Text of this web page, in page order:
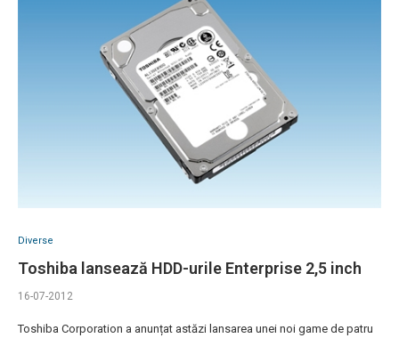
Diverse
Toshiba lansează HDD-urile Enterprise 2,5 inch
16-07-2012
Toshiba Corporation a anunțat astăzi lansarea unei noi game de patru